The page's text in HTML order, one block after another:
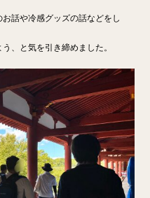
話や冷感グッズの話などをし
、と気を引き締めました。